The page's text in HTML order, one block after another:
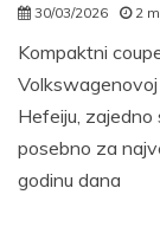
30/03/2026 2
Kompaktni
Hefeiju,
posebno za
godinu dana